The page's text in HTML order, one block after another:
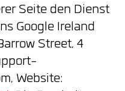
Seite den Dienst
Google Ireland
Street, 4
Website: